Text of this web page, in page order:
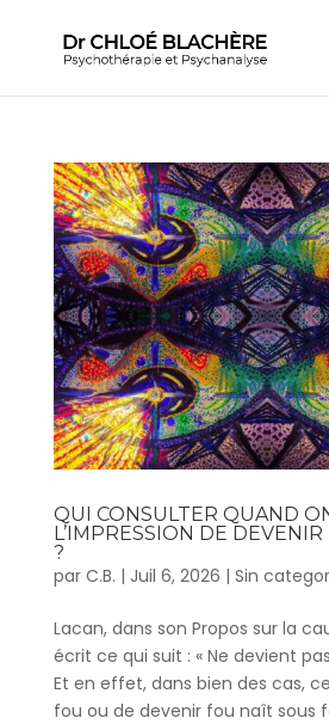
QUI CONSULTER QUAND
L’IMPRESSION DE
?
par C.B. | Juil 6, 2026 | Sin
Lacan, dans son Propos sur la
écrit ce qui suit : « Ne devient
Et en effet, dans bien des cas,
fou ou de devenir fou naît sous